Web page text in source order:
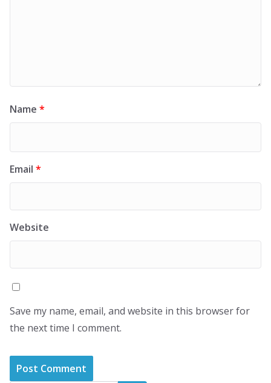
Name *
Email *
Website
Save my name, email, and website in this browser for
the next time I comment.